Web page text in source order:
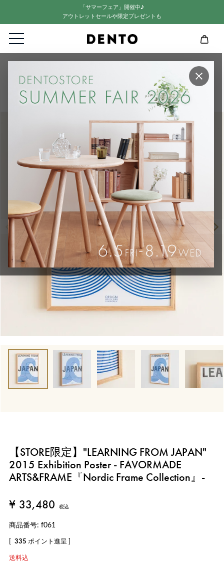
「サマーフェア」開催中♪
アウトレットセールや限定プレゼントも
×
【STORE限定】"LEARNING FROM JAPAN" 2015 Exhibition Poster - FA
VORMADE ARTS&FRAME『Nordic Frame Collection』-
【STORE限定】"LEARNING FROM JAPAN"
2015 Exhibition Poster - FAVORMADE
ARTS&FRAME『Nordic Frame Collection』-
¥ 33,480 税込
商品番号 f061
335 ポイント進呈 ]
送料込